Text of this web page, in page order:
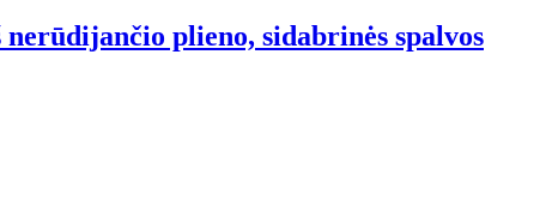
plieno, sidabrinės spalvos